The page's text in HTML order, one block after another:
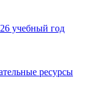
учебный год
ресурсы